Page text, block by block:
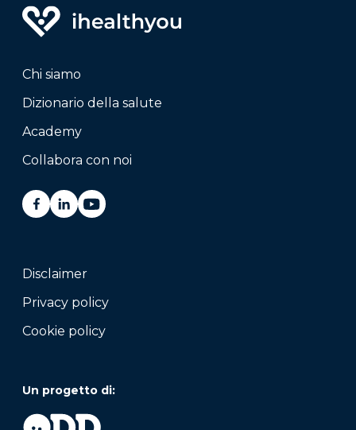
Chi siamo
Dizionario della salute
Academy
Collabora con noi
Disclaimer
Privacy policy
Cookie policy
Un progetto di: